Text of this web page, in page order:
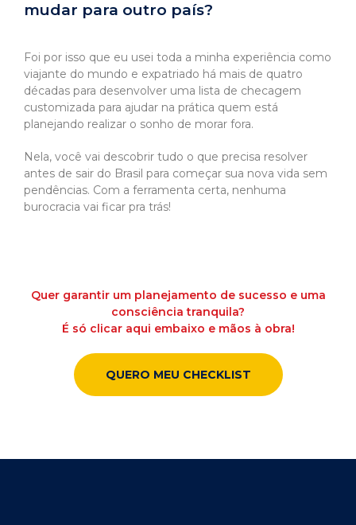
mudar para outro país?
Foi por isso que eu usei toda a minha experiência como
viajante do mundo e expatriado há mais de quatro
décadas para desenvolver uma lista de checagem
customizada para ajudar na prática quem está
planejando realizar o sonho de morar fora.
Nela, você vai descobrir tudo o que precisa resolver
antes de sair do Brasil para começar sua nova vida sem
pendências. Com a ferramenta certa, nenhuma
burocracia vai ficar pra trás!
Quer garantir um planejamento de sucesso e uma
consciência tranquila?
É só clicar aqui embaixo e mãos à obra!
QUERO MEU CHECKLIST